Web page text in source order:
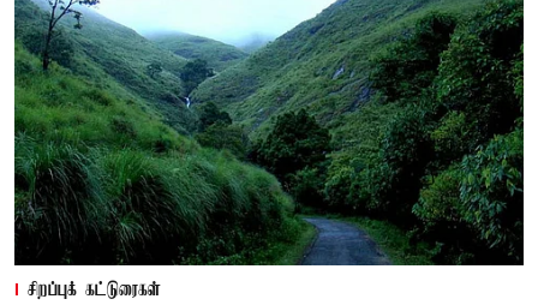
சிறப்புக் கட்டுரைகள்